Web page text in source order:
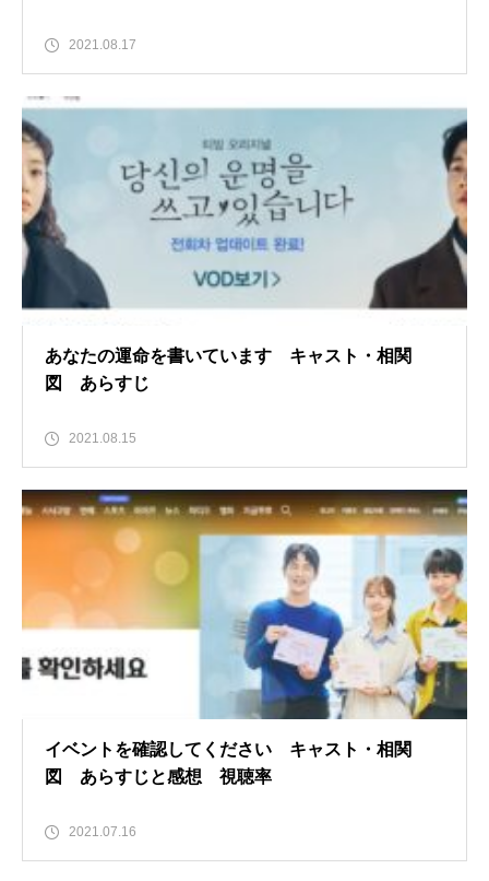
2021.08.17
あなたの運命を書いています キャスト・相関
図 あらすじ
2021.08.15
イベントを確認してください キャスト・相関
図 あらすじと感想 視聴率
2021.07.16